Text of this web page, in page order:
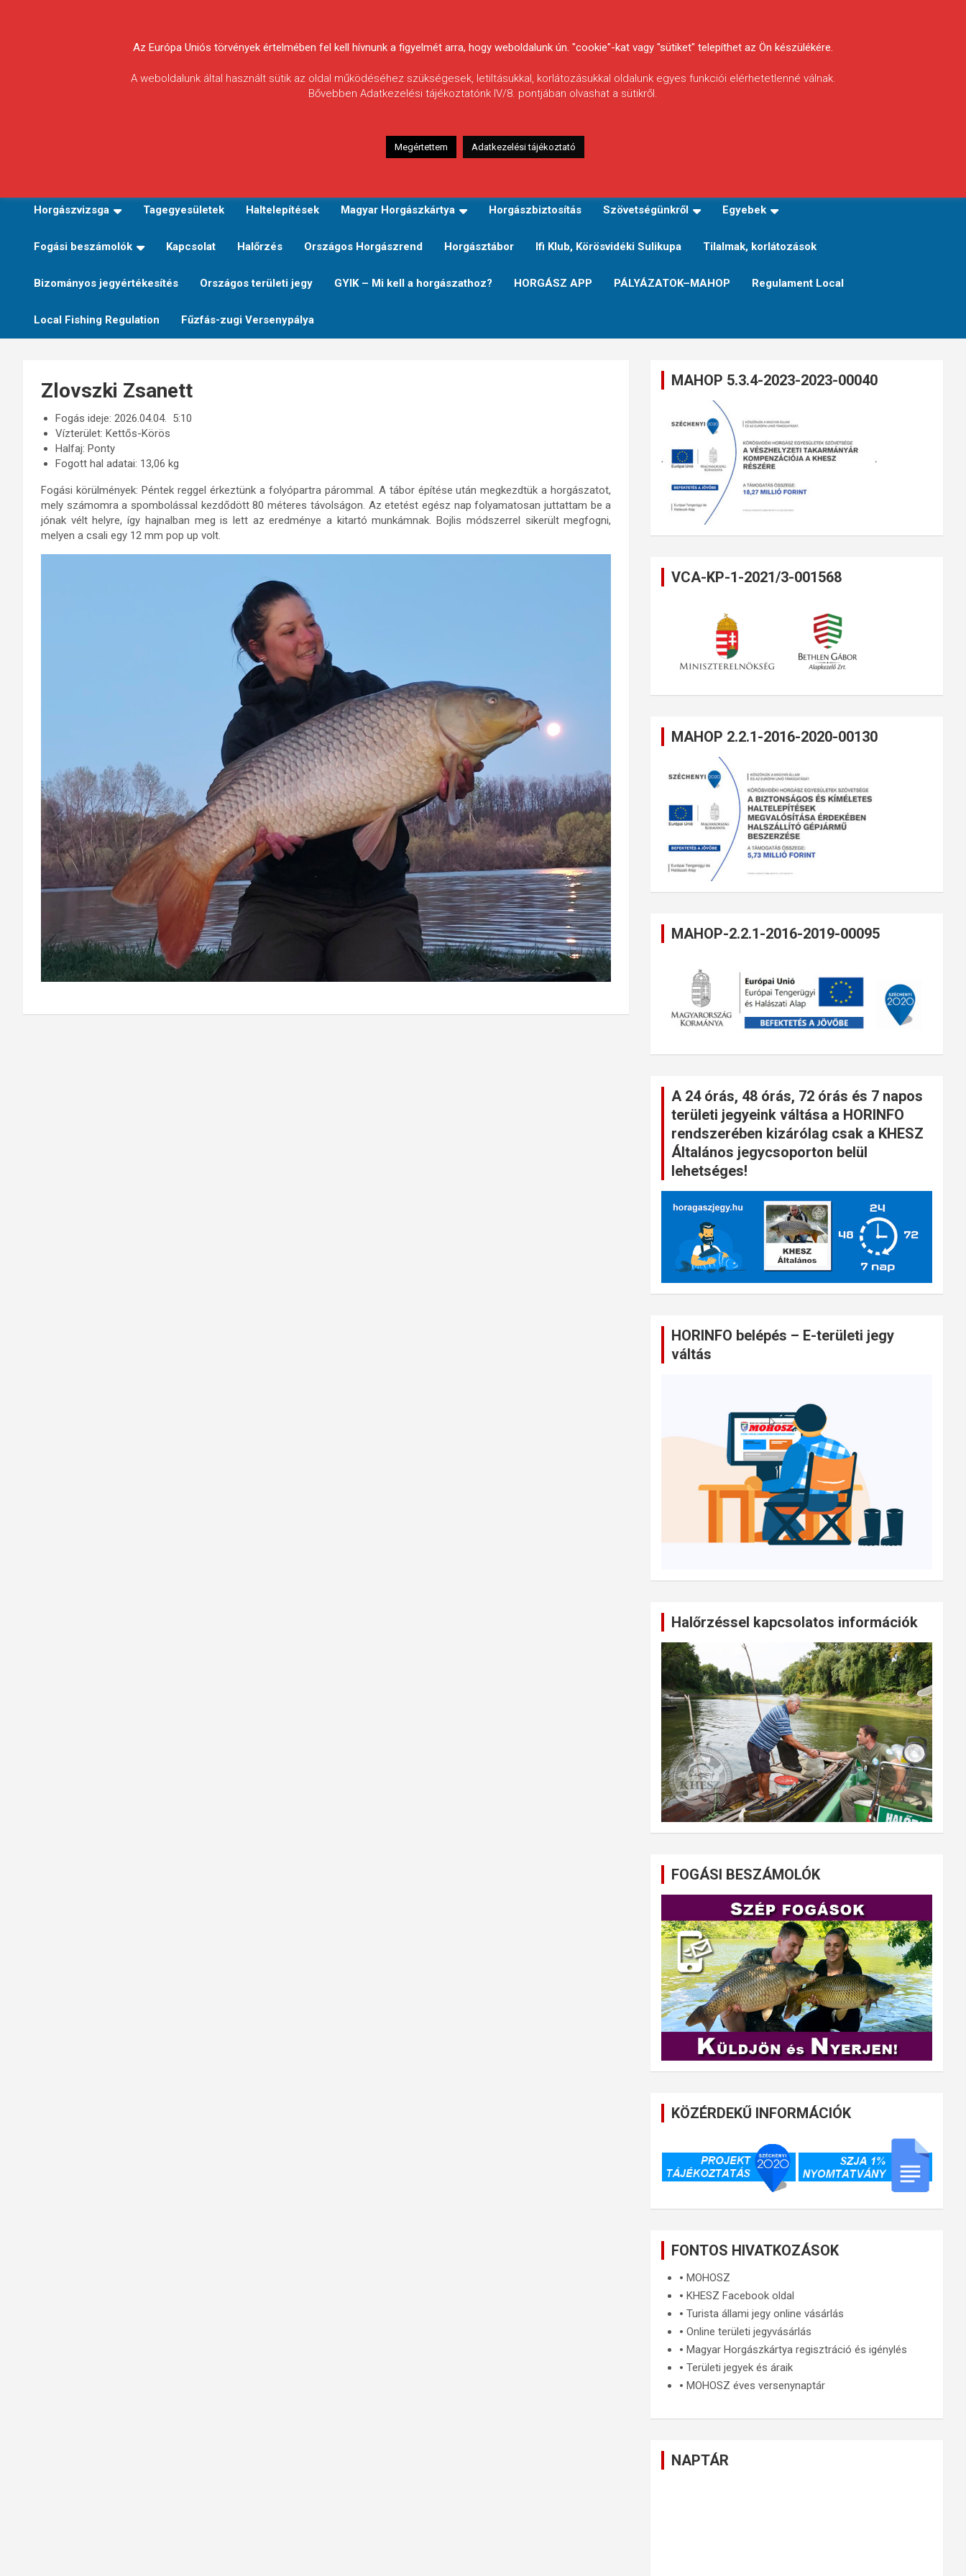
Körösvidéki Horgász
Egyesületek
Horgászvizsga Tagegyesületek Haltelepítések Magyar Horgászkártya Horgászbiztosítás Szövetségünkről Egyebek
Fogási beszámolók Kapcsolat Halőrzés Országos Horgászrend Horgásztábor Ifi Klub, Körösvidéki Sulikupa Tilalmak, korlátozások
Bizományos jegyértékesítés Országos területi jegy GYIK – Mi kell a horgászathoz? HORGÁSZ APP PÁLYÁZATOK–MAHOP Regulament Local
Local Fishing Regulation Fűzfás-zugi Versenypálya
Zlovszki Zsanett
Fogás ideje: 2026.04.04. 5:10
Vízterület: Kettős-Körös
Halfaj: Ponty
Fogott hal adatai: 13,06 kg
Fogási körülmények: Péntek reggel érkeztünk a folyópartra párommal. A tábor építése után megkezdtük a horgászatot,
mely számomra a spombolással kezdődött 80 méteres távolságon. Az etetést egész nap folyamatosan juttattam be a
jónak vélt helyre, így hajnalban meg is lett az eredménye a kitartó munkámnak. Bojlis módszerrel sikerült megfogni,
melyen a csali egy 12 mm pop up volt.
MAHOP 5.3.4-2023-2023-00040
VCA-KP-1-2021/3-001568
MAHOP 2.2.1-2016-2020-00130
MAHOP-2.2.1-2016-2019-00095
A 24 órás, 48 órás, 72 órás és 7 napos
területi jegyeink váltása a HORINFO
rendszerében kizárólag csak a KHESZ
Általános jegycsoporton belül
lehetséges!
HORINFO belépés – E-területi jegy
váltás
Halőrzéssel kapcsolatos információk
FOGÁSI BESZÁMOLÓK
KÖZÉRDEKŰ INFORMÁCIÓK
FONTOS HIVATKOZÁSOK
🞄MOHOSZ
🞄KHESZ Facebook oldal
🞄Turista állami jegy online vásárlás
🞄Online területi jegyvásárlás
🞄Magyar Horgászkártya regisztráció és igénylés
🞄Területi jegyek és áraik
🞄MOHOSZ éves versenynaptár
NAPTÁR
Az Európa Uniós törvények értelmében fel kell hívnunk a figyelmét arra, hogy weboldalunk ún. "cookie"-kat vagy "sütiket" telepíthet az Ön készülékére.
A weboldalunk által használt sütik az oldal működéséhez szükségesek, letiltásukkal, korlátozásukkal oldalunk egyes funkciói elérhetetlenné válnak.
Bővebben Adatkezelési tájékoztatónk IV/8. pontjában olvashat a sütikről.
Megértettem Adatkezelési tájékoztató